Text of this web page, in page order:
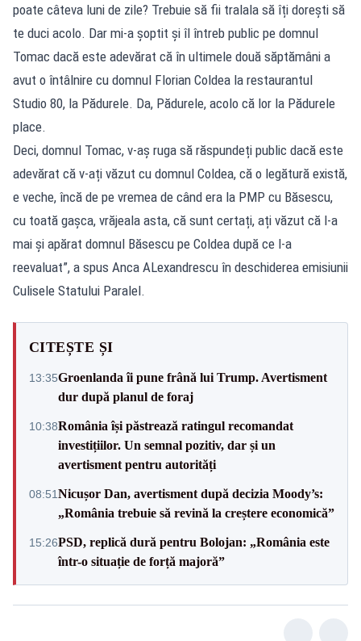
poate câteva luni de zile? Trebuie să fii tralala să îți dorești să
te duci acolo. Dar mi-a șoptit și îl întreb public pe domnul
Tomac dacă este adevărat că în ultimele două săptămâni a
avut o întâlnire cu domnul Florian Coldea la restaurantul
Studio 80, la Pădurele. Da, Pădurele, acolo că lor la Pădurele
place.
Deci, domnul Tomac, v-aș ruga să răspundeți public dacă este
adevărat că v-ați văzut cu domnul Coldea, că o legătură există,
e veche, încă de pe vremea de când era la PMP cu Băsescu,
cu toată gașca, vrăjeala asta, că sunt certați, ați văzut că l-a
mai și apărat domnul Băsescu pe Coldea după ce l-a
reevaluat”, a spus Anca ALexandrescu în deschiderea emisiunii
Culisele Statului Paralel.
CITEȘTE ȘI
13:35Groenlanda îi pune frână lui Trump. Avertisment
dur după planul de foraj
10:38România își păstrează ratingul recomandat
investițiilor. Un semnal pozitiv, dar și un
avertisment pentru autorități
08:51Nicușor Dan, avertisment după decizia Moody’s:
„România trebuie să revină la creștere economică”
15:26PSD, replică dură pentru Bolojan: „România este
într-o situație de forță majoră”